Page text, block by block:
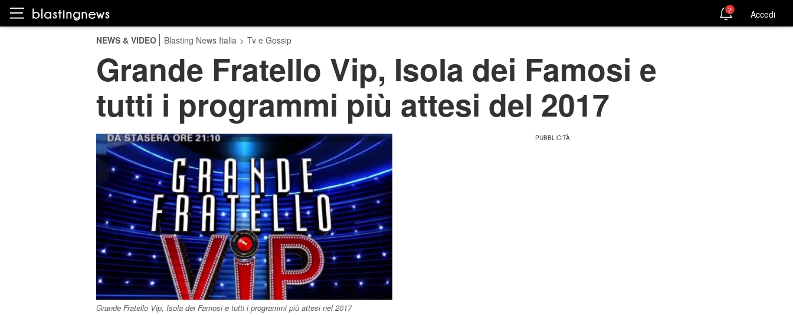
2 Accedi
NEWS & VIDEO Blasting News Italia > Tv e Gossip
Grande Fratello Vip, Isola dei Famosi e
tutti i programmi più attesi del 2017
Grande Fratello Vip, Isola dei Famosi e tutti i programmi più attesi nel 2017